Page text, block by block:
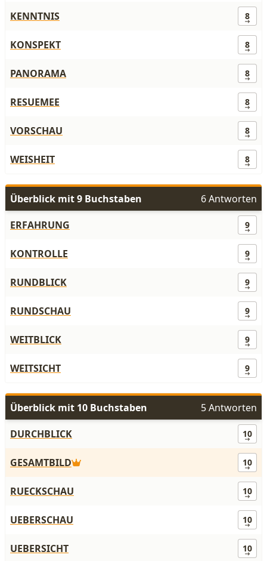
KENNTNIS 8
KONSPEKT 8
PANORAMA 8
RESUEMEE 8
VORSCHAU 8
WEISHEIT 8
Überblick mit 9 Buchstaben
6 Antworten
ERFAHRUNG
9
KONTROLLE 9
RUNDBLICK 9
RUNDSCHAU 9
WEITBLICK 9
WEITSICHT 9
Überblick mit 10 Buchstaben
5 Antworten
DURCHBLICK
10
GESAMTBILD 10
RUECKSCHAU 10
UEBERSCHAU 10
UEBERSICHT 10